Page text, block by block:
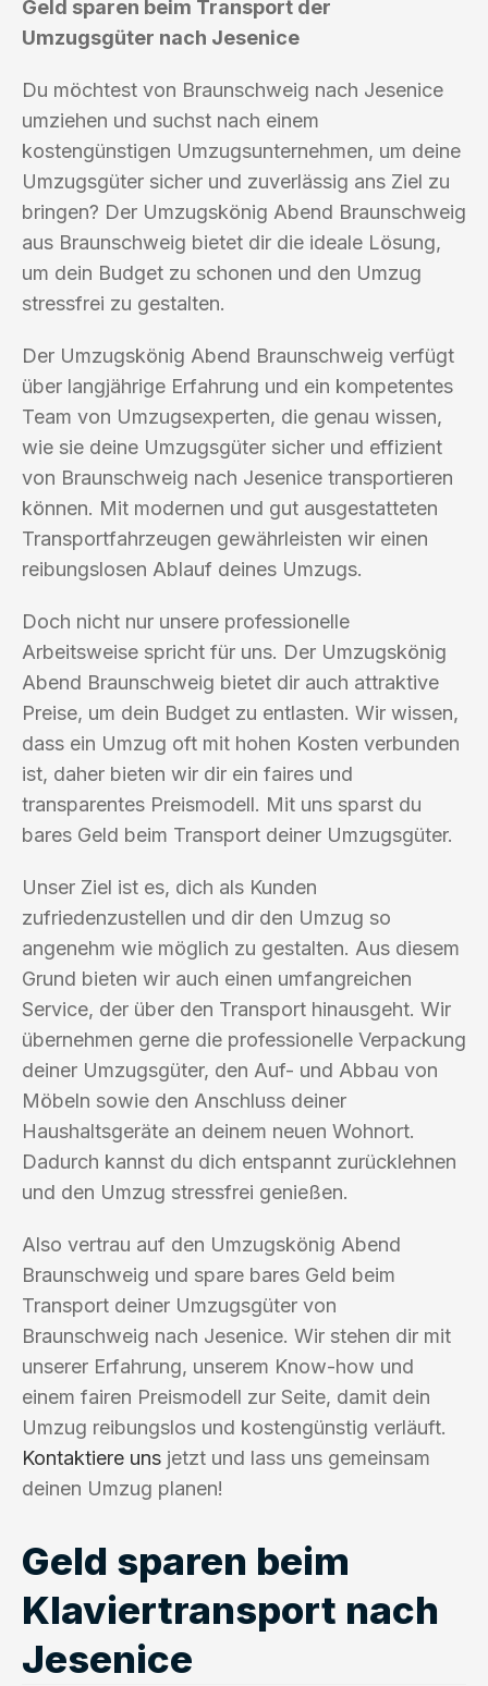
Geld sparen beim Transport der
Umzugsgüter nach Jesenice
Du möchtest von Braunschweig nach Jesenice
umziehen und suchst nach einem
kostengünstigen Umzugsunternehmen, um deine
Umzugsgüter sicher und zuverlässig ans Ziel zu
bringen? Der Umzugskönig Abend Braunschweig
aus Braunschweig bietet dir die ideale Lösung,
um dein Budget zu schonen und den Umzug
stressfrei zu gestalten.
Der Umzugskönig Abend Braunschweig verfügt
über langjährige Erfahrung und ein kompetentes
Team von Umzugsexperten, die genau wissen,
wie sie deine Umzugsgüter sicher und effizient
von Braunschweig nach Jesenice transportieren
können. Mit modernen und gut ausgestatteten
Transportfahrzeugen gewährleisten wir einen
reibungslosen Ablauf deines Umzugs.
Doch nicht nur unsere professionelle
Arbeitsweise spricht für uns. Der Umzugskönig
Abend Braunschweig bietet dir auch attraktive
Preise, um dein Budget zu entlasten. Wir wissen,
dass ein Umzug oft mit hohen Kosten verbunden
ist, daher bieten wir dir ein faires und
transparentes Preismodell. Mit uns sparst du
bares Geld beim Transport deiner Umzugsgüter.
Unser Ziel ist es, dich als Kunden
zufriedenzustellen und dir den Umzug so
angenehm wie möglich zu gestalten. Aus diesem
Grund bieten wir auch einen umfangreichen
Service, der über den Transport hinausgeht. Wir
übernehmen gerne die professionelle Verpackung
deiner Umzugsgüter, den Auf- und Abbau von
Möbeln sowie den Anschluss deiner
Haushaltsgeräte an deinem neuen Wohnort.
Dadurch kannst du dich entspannt zurücklehnen
und den Umzug stressfrei genießen.
Also vertrau auf den Umzugskönig Abend
Braunschweig und spare bares Geld beim
Transport deiner Umzugsgüter von
Braunschweig nach Jesenice. Wir stehen dir mit
unserer Erfahrung, unserem Know-how und
einem fairen Preismodell zur Seite, damit dein
Umzug reibungslos und kostengünstig verläuft.
Kontaktiere uns jetzt und lass uns gemeinsam
deinen Umzug planen!
Geld sparen beim
Klaviertransport nach
Jesenice